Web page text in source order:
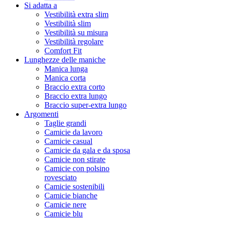
Si adatta a
Vestibilità extra slim
Vestibilità slim
Vestibilità su misura
Vestibilità regolare
Comfort Fit
Lunghezze delle maniche
Manica lunga
Manica corta
Braccio extra corto
Braccio extra lungo
Braccio super-extra lungo
Argomenti
Taglie grandi
Camicie da lavoro
Camicie casual
Camicie da gala e da sposa
Camicie non stirate
Camicie con polsino
rovesciato
Camicie sostenibili
Camicie bianche
Camicie nere
Camicie blu